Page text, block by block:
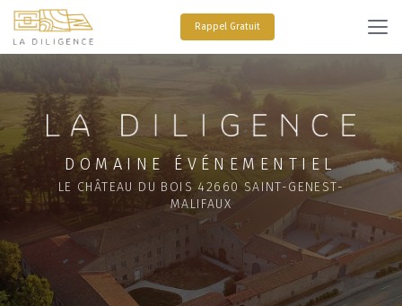
Aller
contenu
Rappel Gratuit
DOMAINE ÉVÉNEMENTIEL
LE CHÂTEAU DU BOIS 42660 SAINT-GENEST-
MALIFAUX